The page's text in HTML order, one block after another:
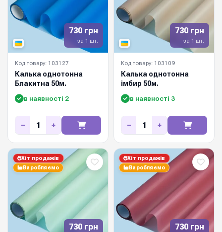
730 грн
за 1 шт.
Код товару: 103127
Калька однотонна
Блакитна 50м.
в наявності 2
− +
730 грн
за 1 шт.
Код товару: 103109
Калька однотонна
імбир 50м.
в наявності 3
− +
730 грн
Хіт продажів
Виробляємо
730 грн
Хіт продажів
Виробляємо